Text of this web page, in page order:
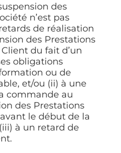
des
n’est pas
de réalisation
des Prestations
du fait d’un
obligations
ou de
et/ou (ii) à une
commande au
des Prestations
le début de la
à un retard de